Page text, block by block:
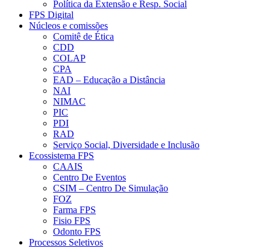
Política da Extensão e Resp. Social
FPS Digital
Núcleos e comissões
Comitê de Ética
CDD
COLAP
CPA
EAD – Educação a Distância
NAI
NIMAC
PIC
PDI
RAD
Serviço Social, Diversidade e Inclusão
Ecossistema FPS
CAAIS
Centro De Eventos
CSIM – Centro De Simulação
FOZ
Farma FPS
Fisio FPS
Odonto FPS
Processos Seletivos